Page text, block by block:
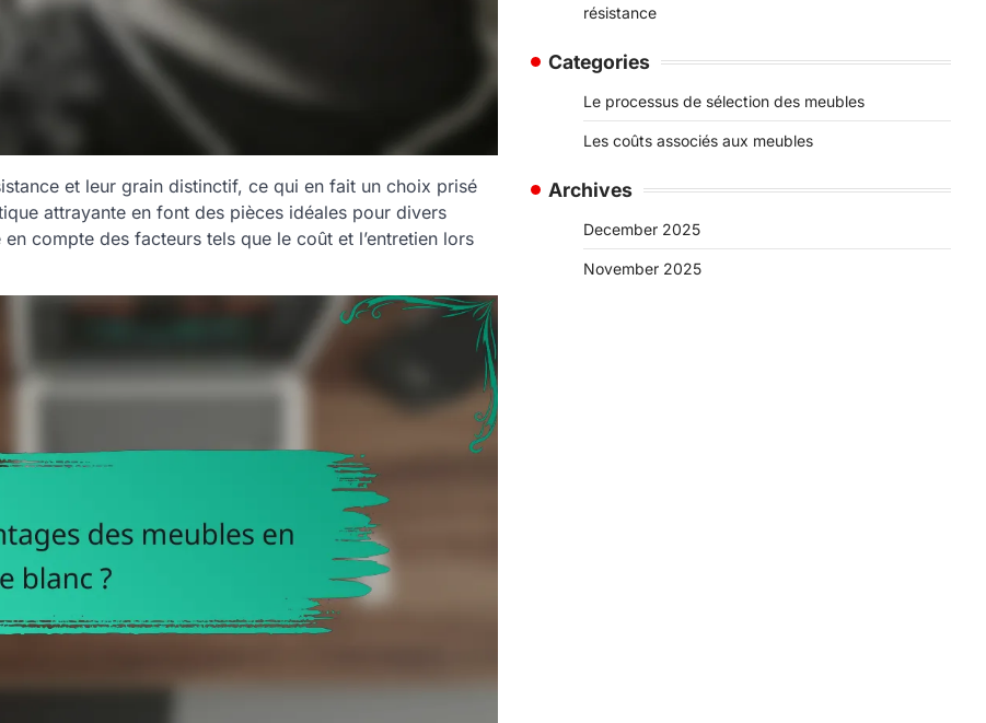
et leur grain distinctif, ce qui en fait un choix prisé
attrayante en font des pièces idéales pour divers
compte des facteurs tels que le coût et l’entretien lors
résistance
Categories
Le processus de sélection des meubles
Les coûts associés aux meubles
Archives
December 2025
November 2025